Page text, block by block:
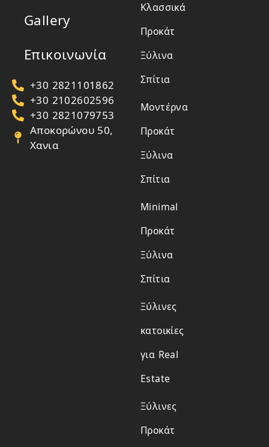
Gallery
Επικοινωνία
+30 2821101862
+30 2102602596
+30 2821079753
Αποκορώνου 50,
Χανια
Κλασσικά
Προκάτ
Ξύλινα
Σπίτια
Μοντέρνα
Προκάτ
Ξύλινα
Σπίτια
Minimal
Προκάτ
Ξύλινα
Σπίτια
Ξύλινες
κατοικίες
για Real
Estate
Ξύλινες
Προκάτ